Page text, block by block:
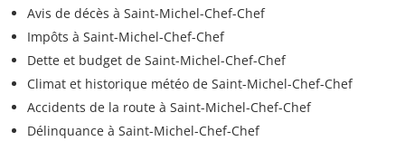
Avis de décès à Saint-Michel-Chef-Chef
Impôts à Saint-Michel-Chef-Chef
Dette et budget de Saint-Michel-Chef-Chef
Climat et historique météo de Saint-Michel-Chef-Chef
Accidents de la route à Saint-Michel-Chef-Chef
Délinquance à Saint-Michel-Chef-Chef